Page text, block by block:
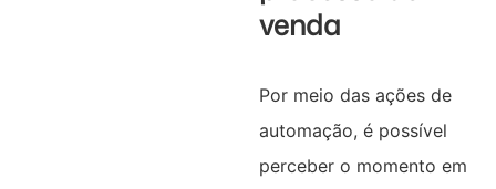
venda
Por meio das ações de
automação, é possível
perceber o momento em